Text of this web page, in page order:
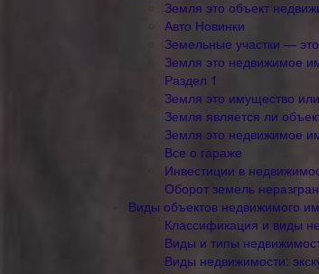
Земля это объект
Авто Новинки
Земельные участки — это
Земля это недвижимое
Раздел 1
Земля это имущество
Земля является ли
Земля это недвижимое
Все о гараже
Инвестиции в
Оборот земель
Виды объектов недвижимого
Классификация и виды
Виды и типы
Виды недвижимости: